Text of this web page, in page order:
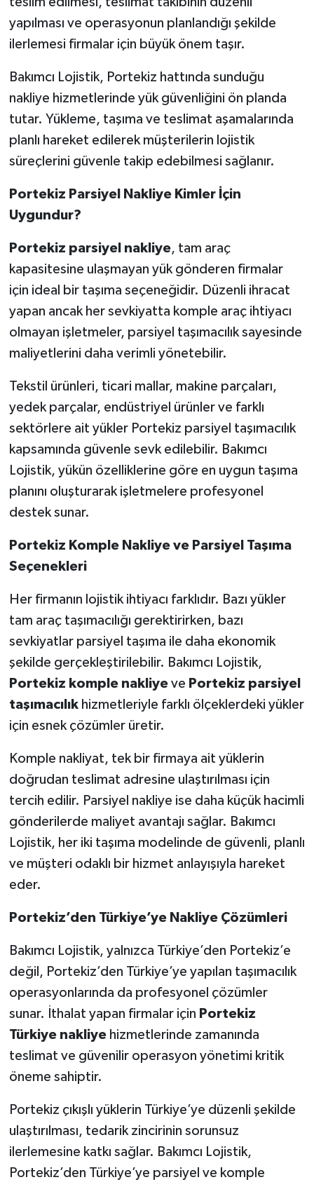
yapılması ve operasyonun planlandığı şekilde
ilerlemesi firmalar için büyük önem taşır.
Bakımcı Lojistik, Portekiz hattında sunduğu
nakliye hizmetlerinde yük güvenliğini ön planda
tutar. Yükleme, taşıma ve teslimat aşamalarında
planlı hareket edilerek müşterilerin lojistik
süreçlerini güvenle takip edebilmesi sağlanır.
Portekiz Parsiyel Nakliye Kimler İçin
Uygundur?
Portekiz parsiyel nakliye, tam araç
kapasitesine ulaşmayan yük gönderen firmalar
için ideal bir taşıma seçeneğidir. Düzenli ihracat
yapan ancak her sevkiyatta komple araç ihtiyacı
olmayan işletmeler, parsiyel taşımacılık sayesinde
maliyetlerini daha verimli yönetebilir.
Tekstil ürünleri, ticari mallar, makine parçaları,
yedek parçalar, endüstriyel ürünler ve farklı
sektörlere ait yükler Portekiz parsiyel taşımacılık
kapsamında güvenle sevk edilebilir. Bakımcı
Lojistik, yükün özelliklerine göre en uygun taşıma
planını oluşturarak işletmelere profesyonel
destek sunar.
Portekiz Komple Nakliye ve Parsiyel Taşıma
Seçenekleri
Her firmanın lojistik ihtiyacı farklıdır. Bazı yükler
tam araç taşımacılığı gerektirirken, bazı
sevkiyatlar parsiyel taşıma ile daha ekonomik
şekilde gerçekleştirilebilir. Bakımcı Lojistik,
Portekiz komple nakliyeve Portekiz parsiyel
taşımacılıkhizmetleriyle farklı ölçeklerdeki yükler
için esnek çözümler üretir.
Komple nakliyat, tek bir firmaya ait yüklerin
doğrudan teslimat adresine ulaştırılması için
tercih edilir. Parsiyel nakliye ise daha küçük hacimli
gönderilerde maliyet avantajı sağlar. Bakımcı
Lojistik, her iki taşıma modelinde de güvenli, planlı
ve müşteri odaklı bir hizmet anlayışıyla hareket
eder.
Portekiz’den Türkiye’ye Nakliye Çözümleri
Bakımcı Lojistik, yalnızca Türkiye’den Portekiz’e
değil, Portekiz’den Türkiye’ye yapılan taşımacılık
operasyonlarında da profesyonel çözümler
sunar. İthalat yapan firmalar için Portekiz
Türkiye nakliyehizmetlerinde zamanında
teslimat ve güvenilir operasyon yönetimi kritik
öneme sahiptir.
Portekiz çıkışlı yüklerin Türkiye’ye düzenli şekilde
ulaştırılması, tedarik zincirinin sorunsuz
ilerlemesine katkı sağlar. Bakımcı Lojistik,
Portekiz’den Türkiye’ye parsiyel ve komple